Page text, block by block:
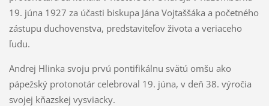
19. júna 1927 za účasti biskupa Jána Vojtaššáka a početného
zástupu duchovenstva, predstaviteľov života a veriaceho
ľudu.
Andrej Hlinka svoju prvú pontifikálnu svätú omšu ako
pápežský protonotár celebroval 19. júna, v deň 38. výročia
svojej kňazskej vysviacky.